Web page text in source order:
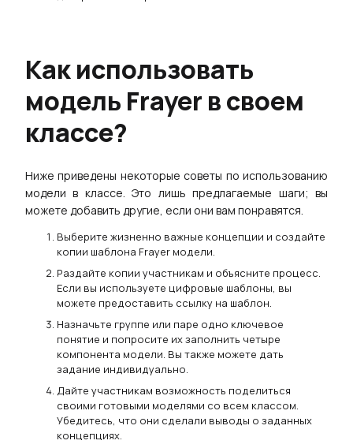
Как использовать
модель Frayer в своем
классе?
Ниже приведены некоторые советы по использованию
модели в классе. Это лишь предлагаемые шаги; вы
можете добавить другие, если они вам понравятся.
Выберите жизненно важные концепции и создайте
копии шаблона Frayer модели.
Раздайте копии участникам и объясните процесс.
Если вы используете цифровые шаблоны, вы
можете предоставить ссылку на шаблон.
Назначьте группе или паре одно ключевое
понятие и попросите их заполнить четыре
компонента модели. Вы также можете дать
задание индивидуально.
Дайте участникам возможность поделиться
своими готовыми моделями со всем классом.
Убедитесь, что они сделали выводы о заданных
концепциях.